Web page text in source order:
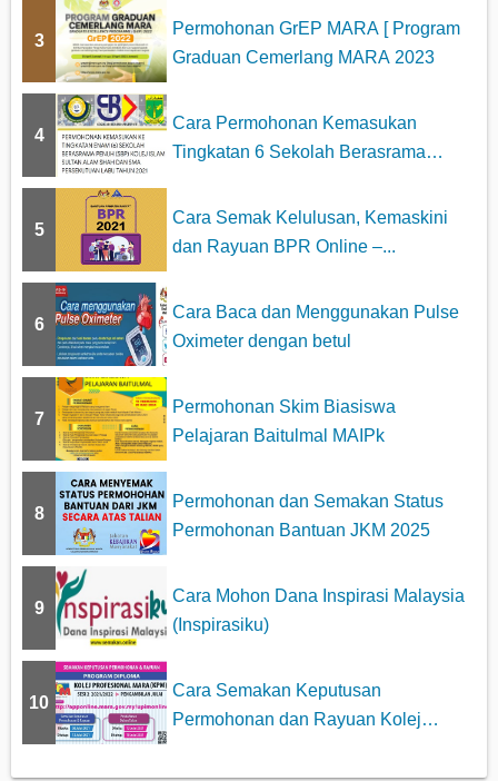
3
Permohonan GrEP MARA [ Program
Graduan Cemerlang MARA 2023
4
Cara Permohonan Kemasukan
Tingkatan 6 Sekolah Berasrama
5
Cara Semak Kelulusan, Kemaskini
dan Rayuan BPR Online –...
6
Cara Baca dan Menggunakan Pulse
Oximeter dengan betul
7
Permohonan Skim Biasiswa
Pelajaran Baitulmal MAIPk
8
Permohonan dan Semakan Status
Permohonan Bantuan JKM 2025
9
Cara Mohon Dana Inspirasi Malaysia
(Inspirasiku)
10
Cara Semakan Keputusan
Permohonan dan Rayuan Kolej